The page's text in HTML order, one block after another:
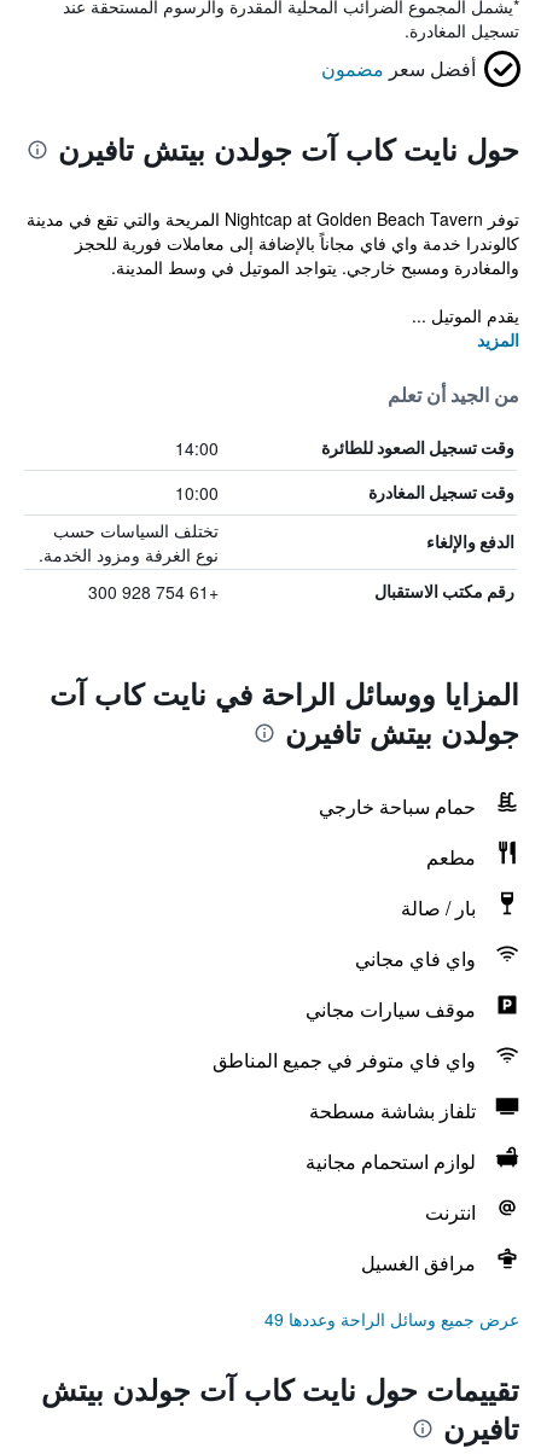
*يشمل المجموع الضرائب المحلية المقدرة والرسوم المستحقة عند
تسجيل المغادرة.
أفضل سعر مضمون
حول نايت كاب آت جولدن بيتش تافيرن
توفر Nightcap at Golden Beach Tavern المريحة والتي تقع في مدينة
كالوندرا خدمة واي فاي مجاناً بالإضافة إلى معاملات فورية للحجز
والمغادرة ومسبح خارجي. يتواجد الموتيل في وسط المدينة.
يقدم الموتيل ...
المزيد
من الجيد أن تعلم
وقت تسجيل الصعود للطائرة 14:00
وقت تسجيل المغادرة 10:00
الدفع والإلغاء
تختلف السياسات حسب
نوع الغرفة ومزود الخدمة.
رقم مكتب الاستقبال +61 754 928 300
المزايا ووسائل الراحة في نايت كاب آت
جولدن بيتش تافيرن
حمام سباحة خارجي
مطعم
بار / صالة
واي فاي مجاني
موقف سيارات مجاني
واي فاي متوفر في جميع المناطق
تلفاز بشاشة مسطحة
لوازم استحمام مجانية
انترنت
مرافق الغسيل
عرض جميع وسائل الراحة وعددها 49
تقييمات حول نايت كاب آت جولدن بيتش
تافيرن